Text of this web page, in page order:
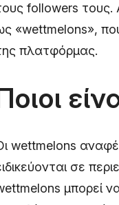
followers τους.
«wettmelons»,
πλατφόρμας.
wettmelons
σε
μπορεί